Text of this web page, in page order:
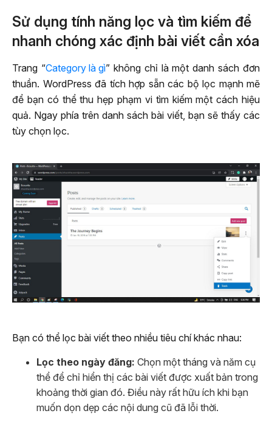
Sử dụng tính năng lọc và tìm kiếm để
nhanh chóng xác định bài viết cần xóa
Trang “Category là gì” không chỉ là một danh sách đơn
thuần. WordPress đã tích hợp sẵn các bộ lọc mạnh mẽ
để bạn có thể thu hẹp phạm vi tìm kiếm một cách hiệu
quả. Ngay phía trên danh sách bài viết, bạn sẽ thấy các
tùy chọn lọc.
Bạn có thể lọc bài viết theo nhiều tiêu chí khác nhau:
Lọc theo ngày đăng: Chọn một tháng và năm cụ
thể để chỉ hiển thị các bài viết được xuất bản trong
khoảng thời gian đó. Điều này rất hữu ích khi bạn
muốn dọn dẹp các nội dung cũ đã lỗi thời.